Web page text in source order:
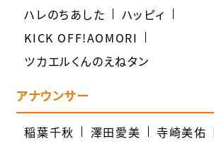
ハレのちあした
ハッピィ
KICK OFF!AOMORI
ツカエルくんのえねタン
アナウンサー
稲葉千秋 澤田愛美 寺崎美佑